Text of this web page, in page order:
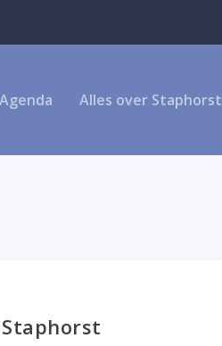
Agenda Alles over Staphorst